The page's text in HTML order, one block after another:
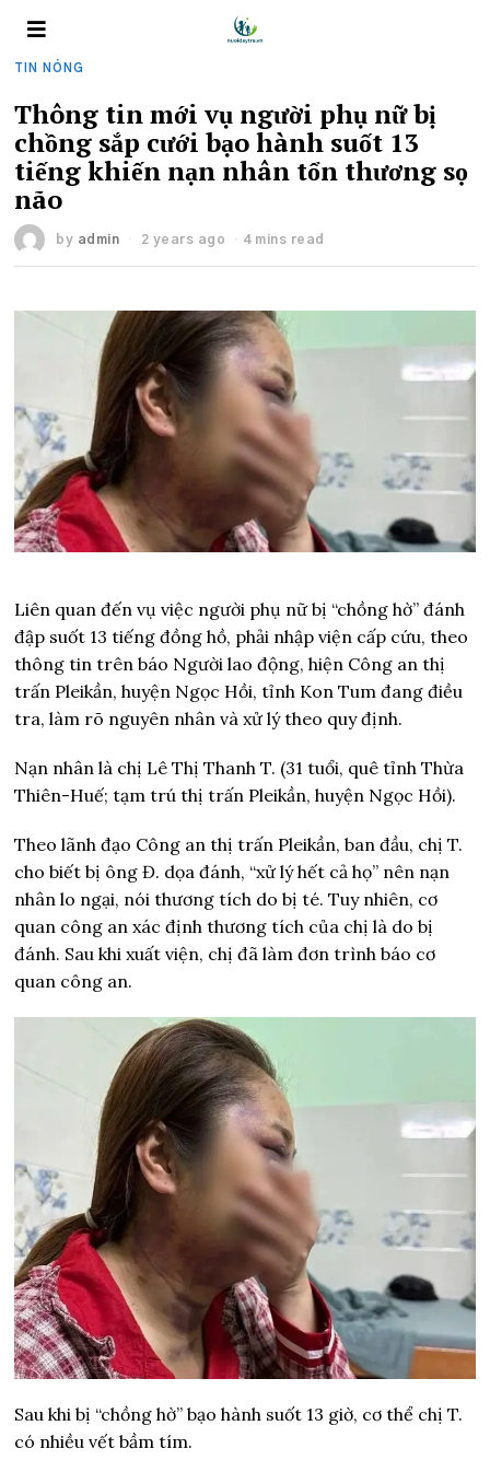
TIN NÓNG
Thông tin mới vụ người phụ nữ bị
chồng sắp cưới bạo hành suốt 13
tiếng khiến nạn nhân tổn thương sọ
não
by admin 2 years ago 4 mins read
Liên quan đến vụ việc người phụ nữ bị “chồng hờ” đánh
đập suốt 13 tiếng đồng hồ, phải nhập viện cấp cứu, theo
thông tin trên báo Người lao động, hiện Công an thị
trấn Pleikần, huyện Ngọc Hồi, tỉnh Kon Tum đang điều
tra, làm rõ nguyên nhân và xử lý theo quy định.
Nạn nhân là chị Lê Thị Thanh T. (31 tuổi, quê tỉnh Thừa
Thiên-Huế; tạm trú thị trấn Pleikần, huyện Ngọc Hồi).
Theo lãnh đạo Công an thị trấn Pleikần, ban đầu, chị T.
cho biết bị ông Đ. dọa đánh, “xử lý hết cả họ” nên nạn
nhân lo ngại, nói thương tích do bị té. Tuy nhiên, cơ
quan công an xác định thương tích của chị là do bị
đánh. Sau khi xuất viện, chị đã làm đơn trình báo cơ
quan công an.
Sau khi bị “chồng hờ” bạo hành suốt 13 giờ, cơ thể chị T.
có nhiều vết bầm tím.